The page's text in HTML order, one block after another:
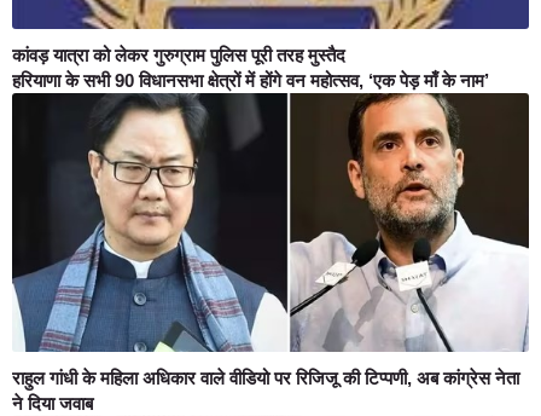
कांवड़ यात्रा को लेकर गुरुग्राम पुलिस पूरी तरह मुस्तैद
हरियाणा के सभी 90 विधानसभा क्षेत्रों में होंगे वन महोत्सव, ‘एक पेड़ माँ के नाम’
राहुल गांधी के महिला अधिकार वाले वीडियो पर रिजिजू की टिप्पणी, अब कांग्रेस नेता
ने दिया जवाब